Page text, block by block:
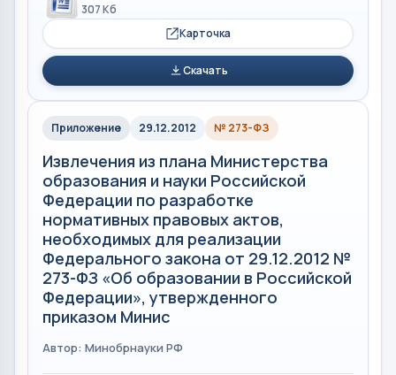
307 Кб
Карточка
Скачать
Приложение 29.12.2012 № 273-ФЗ
Извлечения из плана Министерства
образования и науки Российской
Федерации по разработке
нормативных правовых актов,
необходимых для реализации
Федерального закона от 29.12.2012 №
273-ФЗ «Об образовании в Российской
Федерации», утвержденного
приказом Минис
Автор: Минобрнауки РФ